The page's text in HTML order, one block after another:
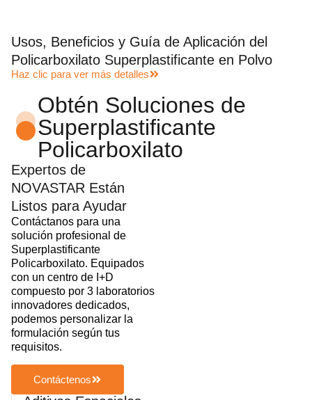
Usos, Beneficios y Guía de Aplicación del
Policarboxilato Superplastificante en Polvo
Haz clic para ver más detalles
Obtén Soluciones de
Superplastificante
Policarboxilato
Expertos de
NOVASTAR Están
Listos para Ayudar
Contáctanos para una
solución profesional de
Superplastificante
Policarboxilato. Equipados
con un centro de I+D
compuesto por 3 laboratorios
innovadores dedicados,
podemos personalizar la
formulación según tus
requisitos.
Contáctenos